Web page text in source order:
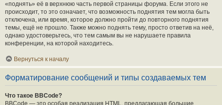
«поднять» её в верхнюю часть первой страницы форума. Если этого не
происходит, то это означает, что возможность поднятия тем могла быть
отключена, или время, которое должно пройти до повторного поднятия
темы, ещё не прошло. Также можно поднять тему, просто ответив на неё,
однако удостоверьтесь, что тем самым вы не нарушаете правила
конференции, на которой находитесь.
Вернуться к началу
Форматирование сообщений и типы создаваемых тем
Что такое BBCode?
BBCode — это особая реализация HTML, предлагающая большие